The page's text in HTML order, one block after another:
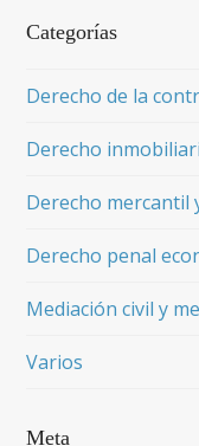
Categorías
Derecho de la
Derecho
Derecho mercantil
Derecho penal
Mediación civil y
Varios
Meta